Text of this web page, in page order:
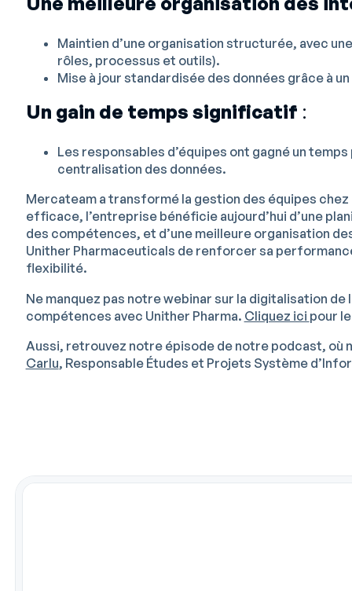
Maintien d’une organisation structurée, avec
rôles, processus et outils).
Mise à jour standardisée des données grâce à
Un gain de temps significatif :
Les responsables d’équipes ont gagné un
centralisation des données.
Mercateam a transformé la gestion des équipes
efficace, l’entreprise bénéficie aujourd’hui d’une
des compétences, et d’une meilleure organisation
Unither Pharmaceuticals de renforcer sa
flexibilité.
Ne manquez pas notre webinar sur la digitalisation
compétences avec Unither Pharma. Cliquez ici pour
Aussi, retrouvez notre épisode de notre podcast, où
Carlu, Responsable Études et Projets Système